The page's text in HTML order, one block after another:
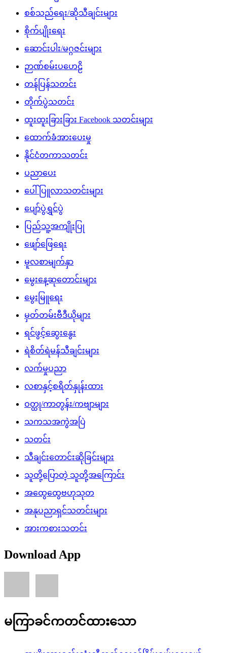
စစ်သည်ရေး/ဆိုသီချင်းများ
စိုက်ပျိုးရေး
ဆောင်းပါး/မဂ္ဂဇင်းများ
ဉာဏ်စမ်းပဟေဠိ
တန်ပြန်သတင်း
တိုက်ပွဲသတင်း
ထူးထူးခြားခြား Facebook သတင်းများ
ထောက်ခံအားပေးမှု
နိုင်ငံတကာသတင်း
ပညာပေး
ပေါ်ပြူလာသတင်းများ
ပျော်ပွဲရွှင်ပွဲ
ပြည်သူ့အကျိုးပြု
ဖျော်ဖြေရေး
မူလစာမျက်နှာ
မွေးနေ့ဆုတောင်းများ
မွေးမြူရေး
မှတ်တမ်းဗီဒီယိုများ
ရင်ဖွင့်ဆွေးနွေး
ရဲစိတ်ရဲမန်သီချင်းများ
လက်မှုပညာ
လစာနှင့်စရိတ်နှုန်းထား
ဝတ္ထု/ကာတွန်း/ကဗျာများ
သကသအကွဲအပြဲ
သတင်း
သီချင်းတောင်းဆိုခြင်းများ
သူတို့ပြောတဲ့ သူတို့အကြောင်း
အထွေထွေဗဟုသုတ
အနုပညာရှင်သတင်းများ
အားကစားသတင်း
Download App
မကြာခင်ကတင်ထားသော